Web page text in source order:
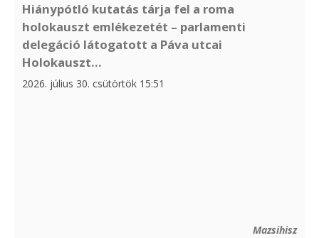
Hiánypótló kutatás tárja fel a roma
holokauszt emlékezetét – parlamenti
delegáció látogatott a Páva utcai
Holokauszt...
2026. július 30. csütörtök 15:51
Mazsihisz